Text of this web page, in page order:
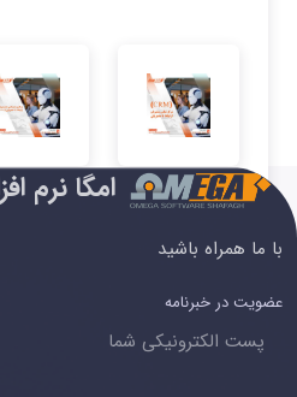
امگا نرم
با ما همراه باشید
عضویت در خبرنامه